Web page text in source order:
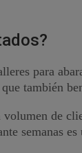
para
también
de
semanas